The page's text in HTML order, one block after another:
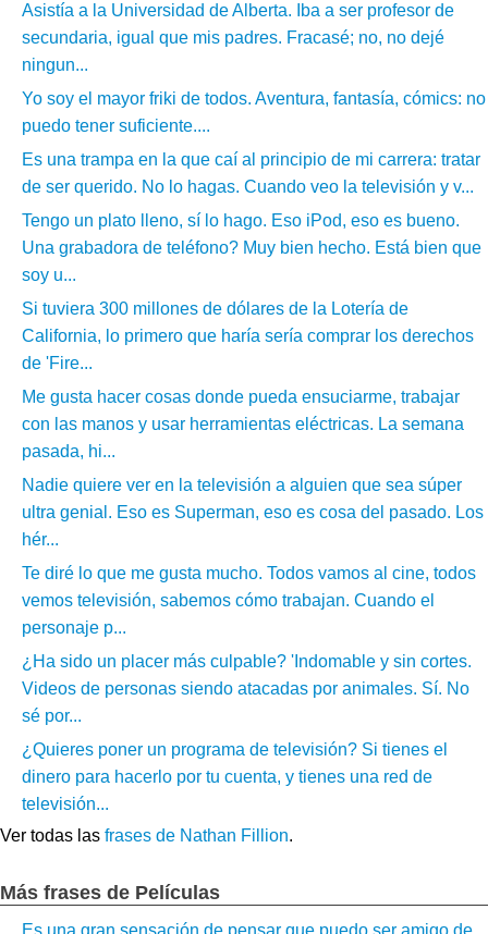
Asistía a la Universidad de Alberta. Iba a ser profesor de
secundaria, igual que mis padres. Fracasé; no, no dejé
ningun...
Yo soy el mayor friki de todos. Aventura, fantasía, cómics: no
puedo tener suficiente....
Es una trampa en la que caí al principio de mi carrera: tratar
de ser querido. No lo hagas. Cuando veo la televisión y v...
Tengo un plato lleno, sí lo hago. Eso iPod, eso es bueno.
Una grabadora de teléfono? Muy bien hecho. Está bien que
soy u...
Si tuviera 300 millones de dólares de la Lotería de
California, lo primero que haría sería comprar los derechos
de 'Fire...
Me gusta hacer cosas donde pueda ensuciarme, trabajar
con las manos y usar herramientas eléctricas. La semana
pasada, hi...
Nadie quiere ver en la televisión a alguien que sea súper
ultra genial. Eso es Superman, eso es cosa del pasado. Los
hér...
Te diré lo que me gusta mucho. Todos vamos al cine, todos
vemos televisión, sabemos cómo trabajan. Cuando el
personaje p...
¿Ha sido un placer más culpable? 'Indomable y sin cortes.
Videos de personas siendo atacadas por animales. Sí. No
sé por...
¿Quieres poner un programa de televisión? Si tienes el
dinero para hacerlo por tu cuenta, y tienes una red de
televisión...
Ver todas las frases de Nathan Fillion.
Más frases de Películas